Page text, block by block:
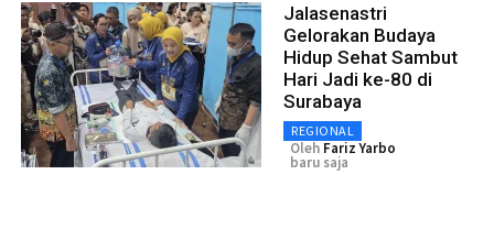
Jalasenastri
Gelorakan Budaya
Hidup Sehat Sambut
Hari Jadi ke-80 di
Surabaya
REGIONAL
Oleh Fariz Yarbo
baru saja